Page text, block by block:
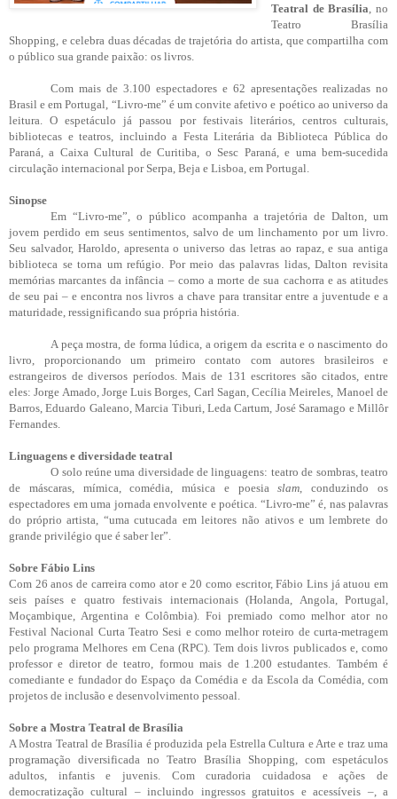
Teatral de Brasília , no
Teatro Brasília
Shopping, e celebra duas décadas de trajetória do artista, que compartilha com
o público sua grande paixão: os livros.
Com mais de 3.100 espectadores e 62 apresentações realizadas no
Brasil e em Portugal, “Livro-me” é um convite afetivo e poético ao universo da
leitura. O espetáculo já passou por festivais literários, centros culturais,
bibliotecas e teatros, incluindo a Festa Literária da Biblioteca Pública do
Paraná, a Caixa Cultural de Curitiba, o Sesc Paraná, e uma bem-sucedida
circulação internacional por Serpa, Beja e Lisboa, em Portugal.
Sinopse
Em “Livro-me”, o público acompanha a trajetória de Dalton, um
jovem perdido em seus sentimentos, salvo de um linchamento por um livro.
Seu salvador, Haroldo, apresenta o universo das letras ao rapaz, e sua antiga
biblioteca se torna um refúgio. Por meio das palavras lidas, Dalton revisita
memórias marcantes da infância – como a morte de sua cachorra e as atitudes
de seu pai – e encontra nos livros a chave para transitar entre a juventude e a
maturidade, ressignificando sua própria história.
A peça mostra, de forma lúdica, a origem da escrita e o nascimento do
livro, proporcionando um primeiro contato com autores brasileiros e
estrangeiros de diversos períodos. Mais de 131 escritores são citados, entre
eles: Jorge Amado, Jorge Luis Borges, Carl Sagan, Cecília Meireles, Manoel de
Barros, Eduardo Galeano, Marcia Tiburi, Leda Cartum, José Saramago e Millôr
Fernandes.
Linguagens e diversidade teatral
O solo reúne uma diversidade de linguagens: teatro de sombras, teatro
de máscaras, mímica, comédia, música e poesiaslam , conduzindo os
espectadores em uma jornada envolvente e poética. “Livro-me” é, nas palavras
do próprio artista, “uma cutucada em leitores não ativos e um lembrete do
grande privilégio que é saber ler”.
Sobre Fábio Lins
Com 26 anos de carreira como ator e 20 como escritor, Fábio Lins já atuou em
seis países e quatro festivais internacionais (Holanda, Angola, Portugal,
Moçambique, Argentina e Colômbia). Foi premiado como melhor ator no
Festival Nacional Curta Teatro Sesi e como melhor roteiro de curta-metragem
pelo programa Melhores em Cena (RPC). Tem dois livros publicados e, como
professor e diretor de teatro, formou mais de 1.200 estudantes. Também é
comediante e fundador do Espaço da Comédia e da Escola da Comédia, com
projetos de inclusão e desenvolvimento pessoal.
Sobre a Mostra Teatral de Brasília
A Mostra Teatral de Brasília é produzida pela Estrella Cultura e Arte e traz uma
programação diversificada no Teatro Brasília Shopping, com espetáculos
adultos, infantis e juvenis. Com curadoria cuidadosa e ações de
democratização cultural – incluindo ingressos gratuitos e acessíveis –, a